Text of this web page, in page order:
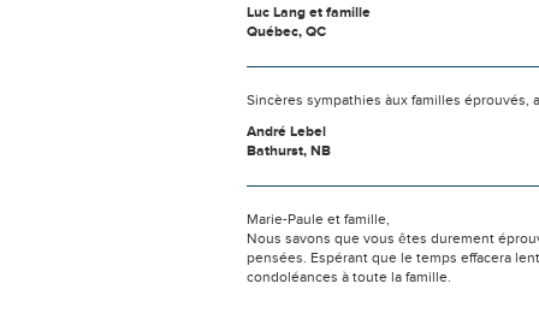
Luc Lang et famille
Québec, QC
Sincères sympathies àux familles
André Lebel
Bathurst, NB
Marie-Paule et famille,
Nous savons que vous êtes durement
pensées. Espérant que le temps effacera
condoléances à toute la famille.